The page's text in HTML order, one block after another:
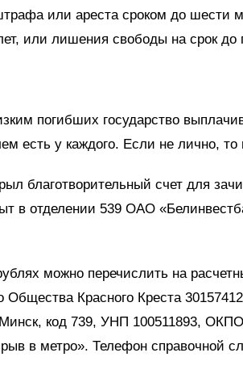
или ареста сроком до шести
или лишения свободы на срок до
погибших государство
есть у каждого. Если не лично, то
благотворительный счет для
в отделении 539 ОАО
можно перечислить на
Общества Красного Креста
код 739, УНП 100511893,
в метро». Телефон справочной